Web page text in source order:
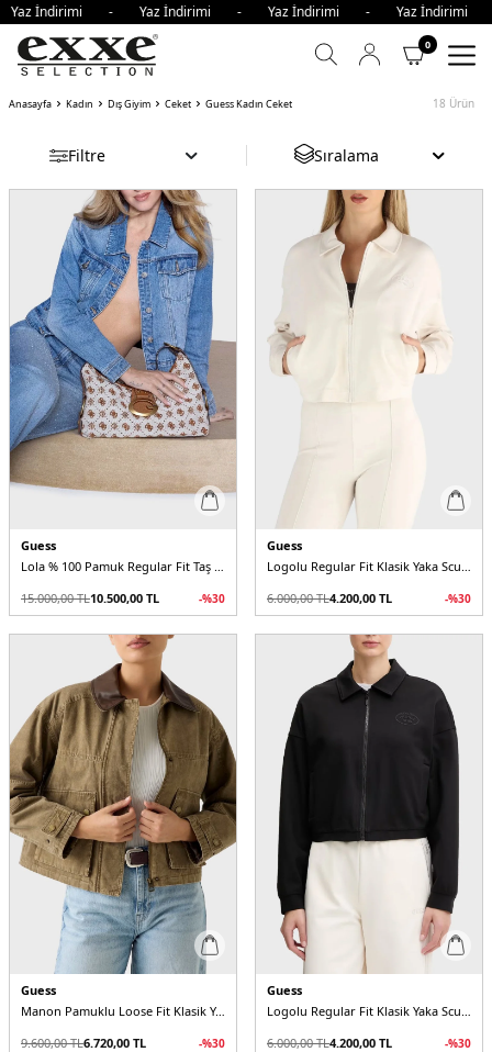
- Yaz İndirimi - Yaz İndirimi - Yaz
0
Anasayfa Kadın Dış Giyim Ceket Guess Kadın Ceket 18 Ürün
Filtre Sıralama
Guess
Lola % 100 Pamuk Regular Fit Taş Detaylı Denim W6GN14D0971 Kadın Ceket
15.000,00TL10.500,00 TL -%30
Guess
Logolu Regular Fit Klasik Yaka Scuba V6RQ17KD822 Kadın Ceket
6.000,00TL4.200,00 TL -%30
Guess
Manon Pamuklu Loose Fit Klasik Yaka Cep Detaylı W6RL51WL372 Kadın Ceket
9.600,00TL6.720,00 TL -%30
Guess
Logolu Regular Fit Klasik Yaka Scuba V6RQ17KD822 Kadın Ceket
6.000,00TL4.200,00 TL -%30